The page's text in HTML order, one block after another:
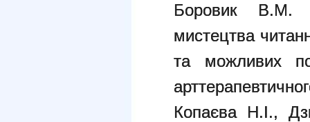
Боровик В.М.
мистецтва
та можливих
Копаєва Н.І.,